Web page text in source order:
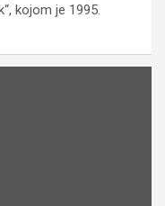
kojom je 1995.